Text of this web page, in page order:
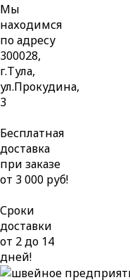
Мы
находимся
по адресу
300028,
г.Тула,
ул.Прокудина,
3
Бесплатная
доставка
при заказе
от 3 000 руб!
Сроки
доставки
от 2 до 14
дней!